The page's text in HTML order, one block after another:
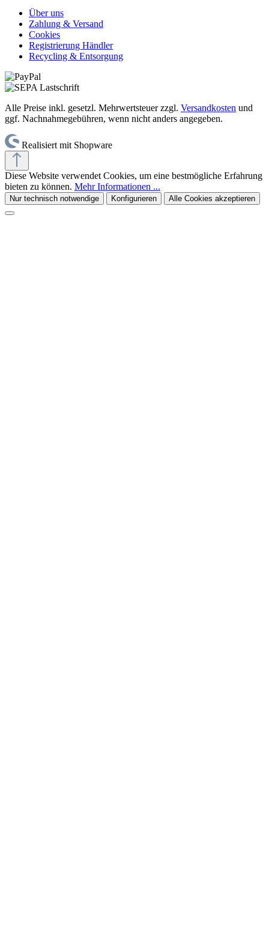
Über uns
Zahlung & Versand
Cookies
Registrierung Händler
Recycling & Entsorgung
Alle Preise inkl. gesetzl. Mehrwertsteuer zzgl. Versandkosten und
ggf. Nachnahmegebühren, wenn nicht anders angegeben.
Realisiert mit Shopware
Diese Website verwendet Cookies, um eine bestmögliche Erfahrung
bieten zu können. Mehr Informationen ...
Nur technisch notwendige Konfigurieren Alle Cookies akzeptieren